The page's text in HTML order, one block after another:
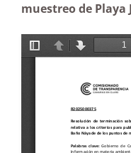
muestreo de Playa